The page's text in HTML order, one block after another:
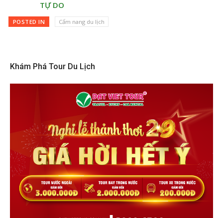
TỰ DO
POSTED IN Cẩm nang du lịch
Khám Phá Tour Du Lịch